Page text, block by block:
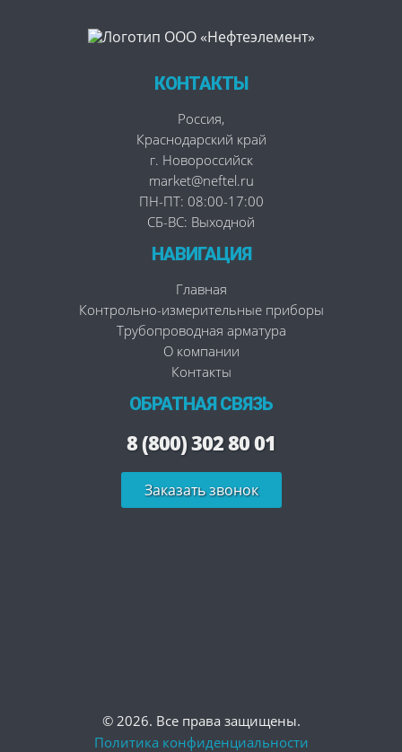
КОНТАКТЫ
Россия,
Краснодарский край
г. Новороссийск
market@neftel.ru
ПН-ПТ: 08:00-17:00
СБ-ВС: Выходной
НАВИГАЦИЯ
Главная
Контрольно-измерительные приборы
Трубопроводная арматура
О компании
Контакты
ОБРАТНАЯ СВЯЗЬ
8 (800) 302 80 01
Заказать звонок
© 2026. Все права защищены.
Политика конфиденциальности